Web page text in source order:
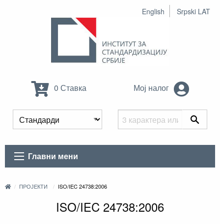
English Srpski LAT
0 Ставка Мој налог
Главни мени
ПРОЈЕКТИ ISO/IEC 24738:2006
ISO/IEC 24738:2006